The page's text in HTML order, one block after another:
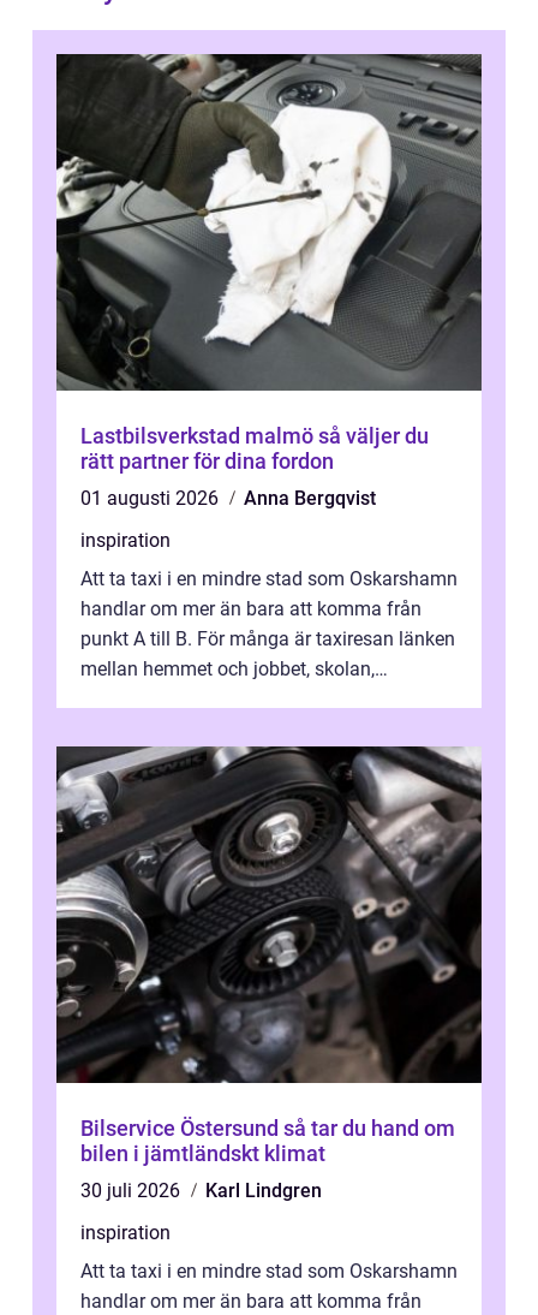
Lastbilsverkstad malmö så väljer du
rätt partner för dina fordon
01 augusti 2026
Anna Bergqvist
inspiration
Att ta taxi i en mindre stad som Oskarshamn
handlar om mer än bara att komma från
punkt A till B. För många är taxiresan länken
mellan hemmet och jobbet, skolan,
Bilservice Östersund så tar du hand om
bilen i jämtländskt klimat
30 juli 2026
Karl Lindgren
inspiration
Att ta taxi i en mindre stad som Oskarshamn
handlar om mer än bara att komma från